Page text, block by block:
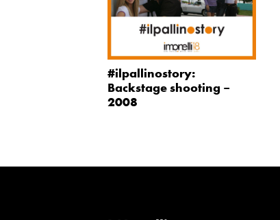
#ilpallinostory:
Backstage shooting –
2008